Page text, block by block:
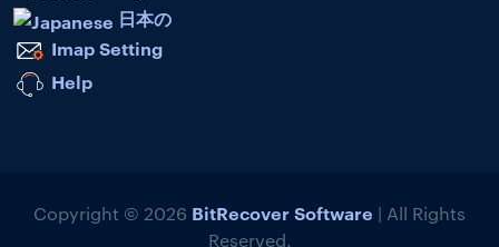
日本の
Imap Setting
Help
Copyright © 2026 BitRecover Software | All Rights
Reserved.